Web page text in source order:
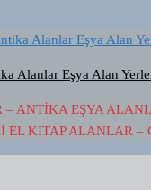
Alanlar Eşya Alan
ANTIKA EŞYA
EL KITAP ALANLAR –